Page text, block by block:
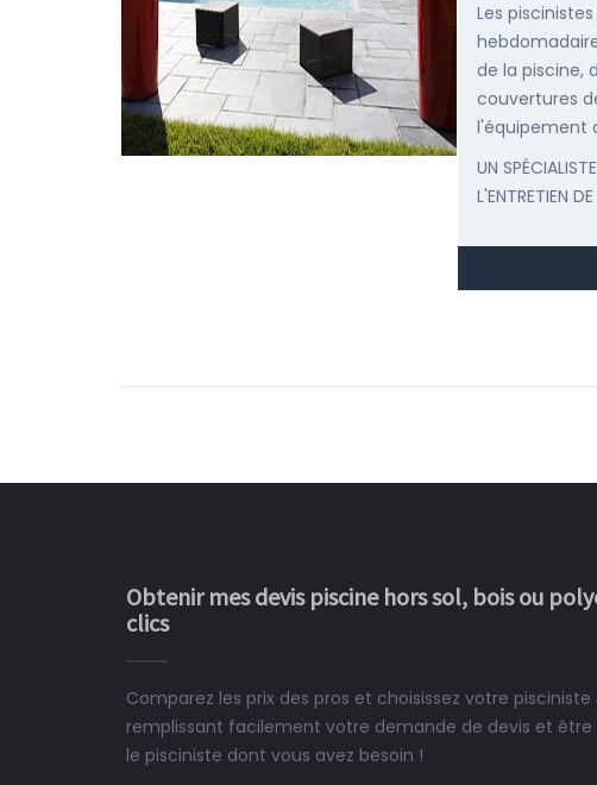
Les
de la piscine,
couvertures
l'équipement
UN
L'ENTRETIEN
Obtenir mes devis piscine hors sol, bois ou
clics
Comparez les prix des pros et choisissez votre pisciniste
remplissant facilement votre demande de devis et
le pisciniste dont vous avez besoin !
Le rêve devient enfin
construit chez moi.